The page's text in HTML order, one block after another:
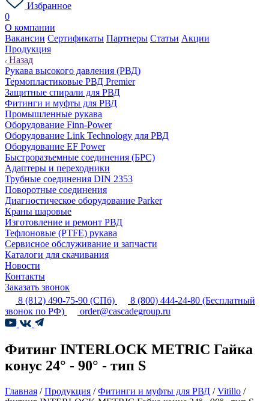
Избранное
0
О компании
Вакансии Сертификаты Партнеры Статьи Акции
Продукция
Назад
Рукава высокого давления (РВД)
Термопластиковые РВД Premier
Защитные спирали для РВД
Фитинги и муфты для РВД
Промышленные рукава
Оборудование Finn-Power
Оборудование Link Technology для РВД
Оборудование EF Power
Быстроразъемные соединения (БРС)
Адаптеры и переходники
Трубные соединения DIN 2353
Поворотные соединения
Диагностическое оборудование Parker
Краны шаровые
Изготовление и ремонт РВД
Тефлоновые (PTFE) рукава
Сервисное обслуживание и запчасти
Каталоги для скачивания
Новости
Контакты
Заказать звонок
8 (812) 490-75-90 (СПб) 8 (800) 444-24-80 (Бесплатный
звонок по РФ)
order@cascadegroup.ru
Фитинг INTERLOCK METRIC Гайка
конус 24° - 90° - тип S
Главная /Продукция /Фитинги и муфты для РВД /Vitillo /